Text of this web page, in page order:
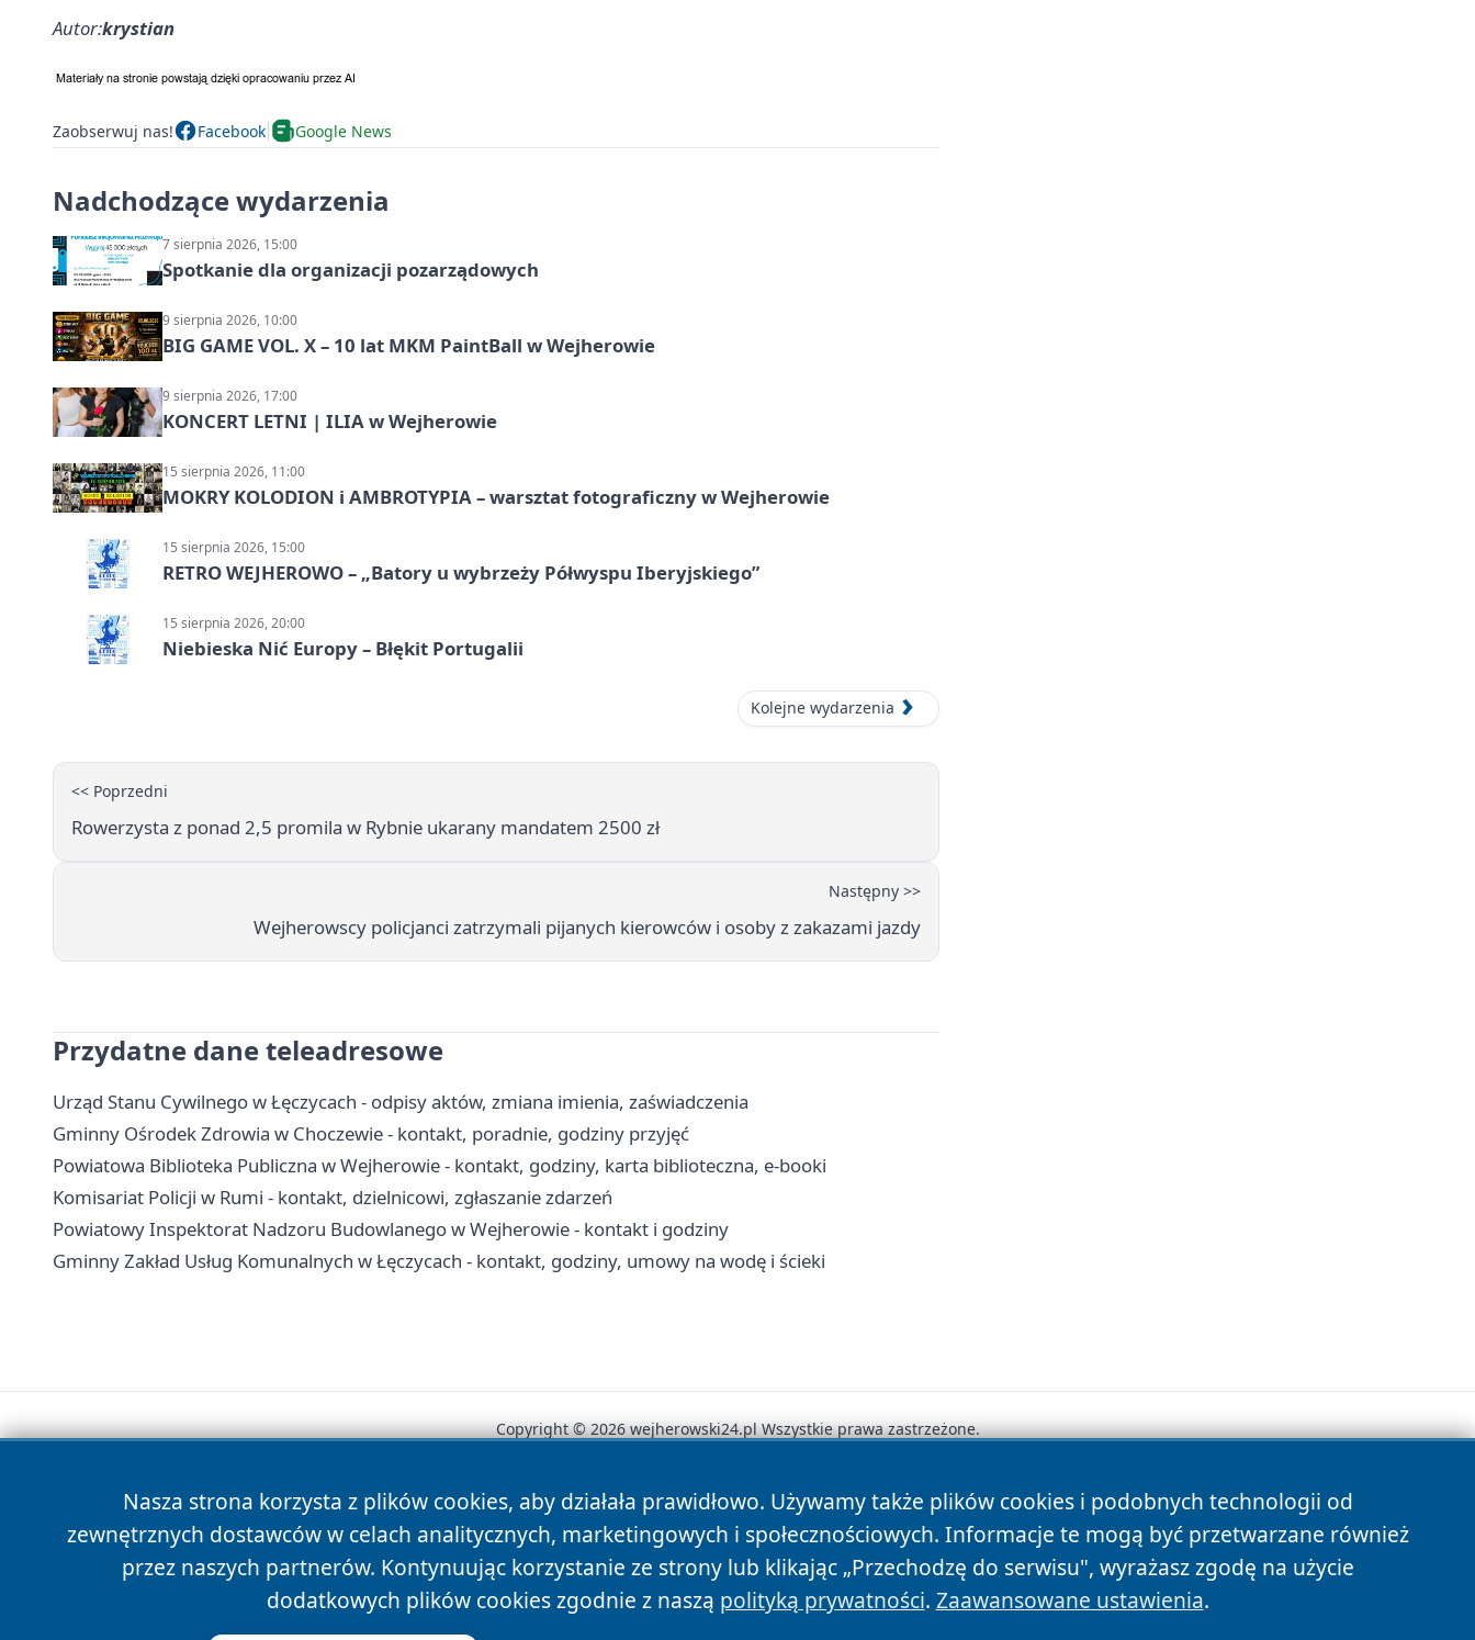
Autor:krystian
Zaobserwuj nas! Facebook Google News
Nadchodzące wydarzenia
7 sierpnia 2026, 15:00
Spotkanie dla organizacji pozarządowych
9 sierpnia 2026, 10:00
BIG GAME VOL. X – 10 lat MKM PaintBall w Wejherowie
9 sierpnia 2026, 17:00
KONCERT LETNI | ILIA w Wejherowie
15 sierpnia 2026, 11:00
MOKRY KOLODION i AMBROTYPIA – warsztat fotograficzny w Wejherowie
15 sierpnia 2026, 15:00
RETRO WEJHEROWO – „Batory u wybrzeży Półwyspu Iberyjskiego”
15 sierpnia 2026, 20:00
Niebieska Nić Europy – Błękit Portugalii
Kolejne wydarzenia
<< Poprzedni
Rowerzysta z ponad 2,5 promila w Rybnie ukarany mandatem 2500 zł
Następny >>
Wejherowscy policjanci zatrzymali pijanych kierowców i osoby z zakazami jazdy
Przydatne dane teleadresowe
Urząd Stanu Cywilnego w Łęczycach - odpisy aktów, zmiana imienia, zaświadczenia
Gminny Ośrodek Zdrowia w Choczewie - kontakt, poradnie, godziny przyjęć
Powiatowa Biblioteka Publiczna w Wejherowie - kontakt, godziny, karta biblioteczna, e-booki
Komisariat Policji w Rumi - kontakt, dzielnicowi, zgłaszanie zdarzeń
Powiatowy Inspektorat Nadzoru Budowlanego w Wejherowie - kontakt i godziny
Gminny Zakład Usług Komunalnych w Łęczycach - kontakt, godziny, umowy na wodę i ścieki
Nasza strona korzysta z plików cookies, aby działała prawidłowo. Używamy także plików cookies i podobnych technologii od
zewnętrznych dostawców w celach analitycznych, marketingowych i społecznościowych. Informacje te mogą być przetwarzane również
przez naszych partnerów. Kontynuując korzystanie ze strony lub klikając „Przechodzę do serwisu", wyrażasz zgodę na użycie
dodatkowych plików cookies zgodnie z naszą polityką prywatności. Zaawansowane ustawienia.
Copyright © 2026 wejherowski24.pl Wszystkie prawa zastrzeżone.
News Autorzy Polityka Prywatności Polityka Cookies